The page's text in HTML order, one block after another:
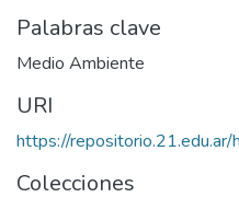
Palabras clave
Medio Ambiente
URI
https://
Colecciones